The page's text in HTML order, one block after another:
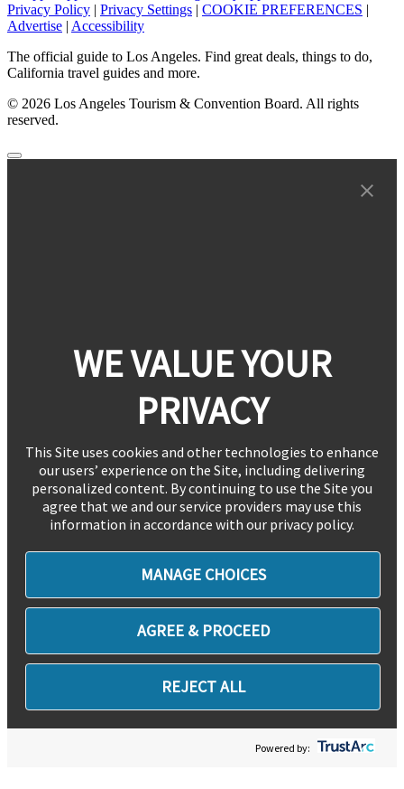
Privacy Policy | Privacy Settings | COOKIE PREFERENCES |
Advertise | Accessibility
The official guide to Los Angeles. Find great deals, things to do,
California travel guides and more.
© 2026 Los Angeles Tourism & Convention Board. All rights
reserved.
WE VALUE YOUR
PRIVACY
This Site uses cookies and other technologies to enhance
our users’ experience on the Site, including delivering
personalized content. By continuing to use the Site you
agree that we and our service providers may use this
information in accordance with our privacy policy.
MANAGE CHOICES
AGREE & PROCEED
REJECT ALL
Powered by: